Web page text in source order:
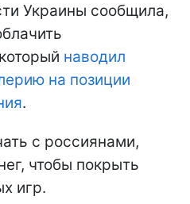
Украины сообщила,
наводил
на позиции
.
с россиянами,
чтобы покрыть
игр.